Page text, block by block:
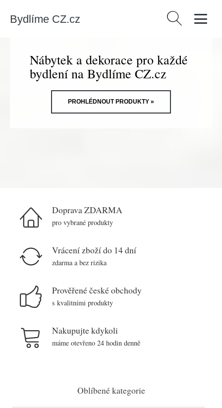
Bydlíme CZ.cz Vyhledávání
Nábytek a dekorace pro každé
bydlení na Bydlíme CZ.cz
PROHLÉDNOUT PRODUKTY »
Doprava ZDARMA
pro vybrané produkty
Vrácení zboží do 14 dní
zdarma a bez rizika
Prověřené české obchody
s kvalitními produkty
Nakupujte kdykoli
máme otevřeno 24 hodin denně
Oblíbené kategorie